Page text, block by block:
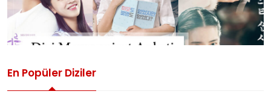
En Popüler Diziler